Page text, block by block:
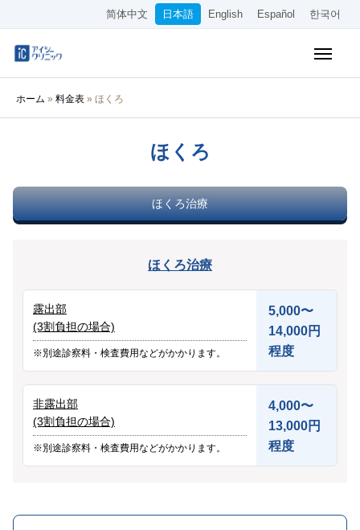
简体中文 日本語 English Español 한국어
ホーム » 料金表 » ほくろ
ほくろ
ほくろ治療
ほくろ治療
露出部
(3割負担の場合)
※別途診察料・検査費用などがかかります。
5,000〜
14,000円
程度
非露出部
(3割負担の場合)
※別途診察料・検査費用などがかかります。
4,000〜
13,000円
程度
オンライン診療
WEB予約
採用情報
言語
简体中文 日本語 English Español 한국어